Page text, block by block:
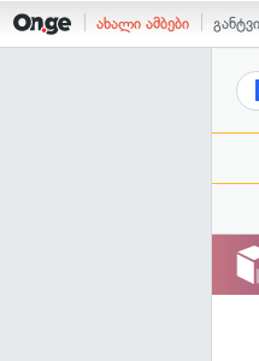
ახალი ამბები